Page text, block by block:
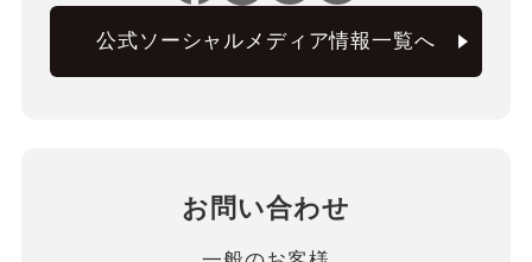
公式ソーシャルメディア情報一覧へ
お問い合わせ